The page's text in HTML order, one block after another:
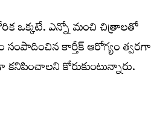
ఒక్కటే. ఎన్నో మంచి చిత్రాలతో
సంపాదించిన కార్తీక్ ఆరోగ్యం త్వరగా
కనిపించాలని కోరుకుంటున్నారు.